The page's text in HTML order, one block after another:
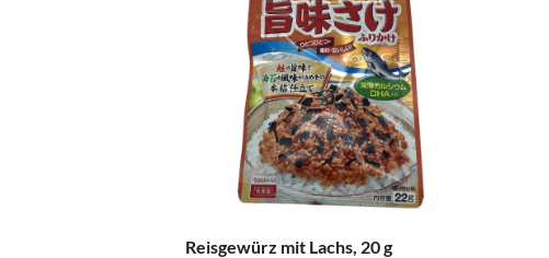
Reisgewürz mit Lachs, 20 g